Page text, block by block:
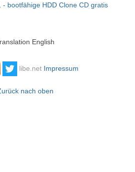
- bootfähige HDD Clone CD gratis
English
libe.net Impressum
nach oben